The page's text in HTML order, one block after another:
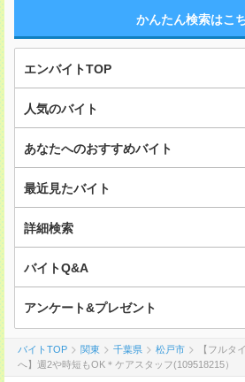
かんたん検索はこ
エンバイトTOP
人気のバイト
あなたへのおすすめバイト
最近見たバイト
詳細検索
バイトQ&A
アンケート&プレゼント
バイトTOP 関東 千葉県 松戸市
【フルタ
へ】週2や時短もOK＊ケアスタッフ(109518215）